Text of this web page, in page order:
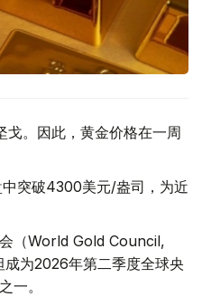
。因此，黄金价格在一周
突破4300美元/盎司，为近
会（World Gold Council,
为2026年第二季度全球央
一。